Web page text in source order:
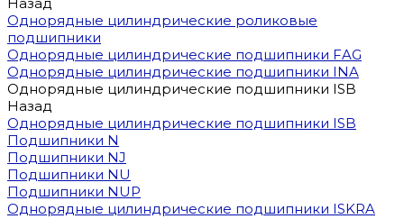
Однорядные цилиндрические роликовые
подшипники
Однорядные цилиндрические подшипники FAG
Однорядные цилиндрические подшипники INA
Однорядные цилиндрические подшипники ISB
Назад
Однорядные цилиндрические подшипники ISB
Подшипники N
Подшипники NJ
Подшипники NU
Подшипники NUP
Однорядные цилиндрические подшипники ISKRA